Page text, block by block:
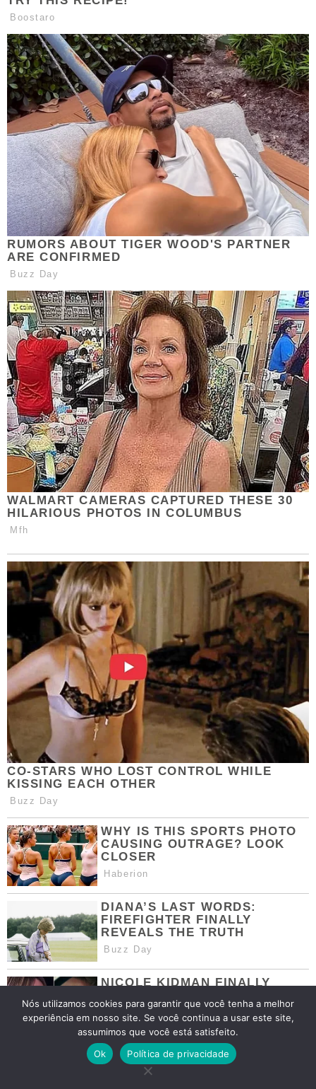
Nós utilizamos cookies para garantir que você tenha a melhor
experiência em nosso site. Se você continua a usar este site,
assumimos que você está satisfeito.
Ok
Política de privacidade